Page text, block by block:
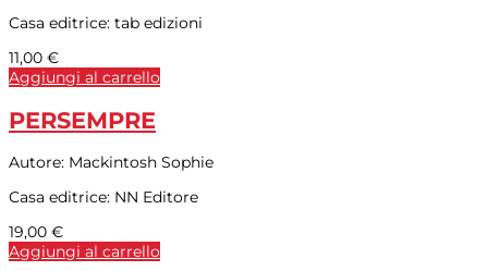
Casa editrice: tab edizioni
11,00 €
Aggiungi al carrello
PERSEMPRE
Autore: Mackintosh Sophie
Casa editrice: NN Editore
19,00 €
Aggiungi al carrello